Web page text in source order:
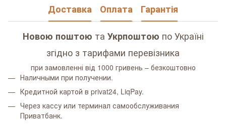
Доставка Оплата Гарантія
Новою поштою та Укрпоштою по Україні
згідно з тарифами перевізника
при замовленні від 1000 гривень – безкоштовно
Наличными при получении.
Кредитной картой в privat24, LiqPay.
Через кассу или терминал самообслуживания
Приватбанк.